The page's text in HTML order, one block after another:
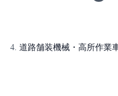
道路舗装機械・高所作業